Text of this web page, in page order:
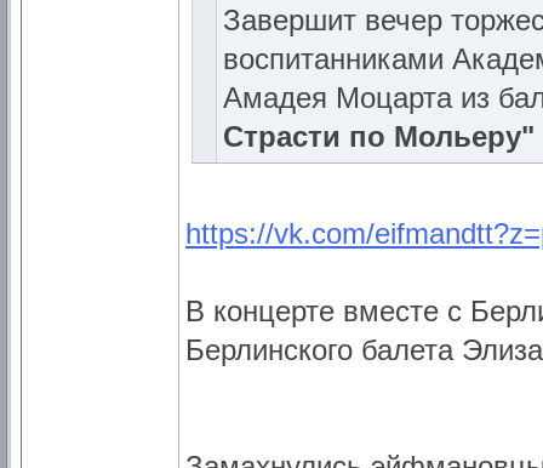
Завершит вечер
воспитанниками
Амадея Моцарта из
Страсти по Мольеру"
https://vk.com/
В концерте вместе с
Берлинского балета